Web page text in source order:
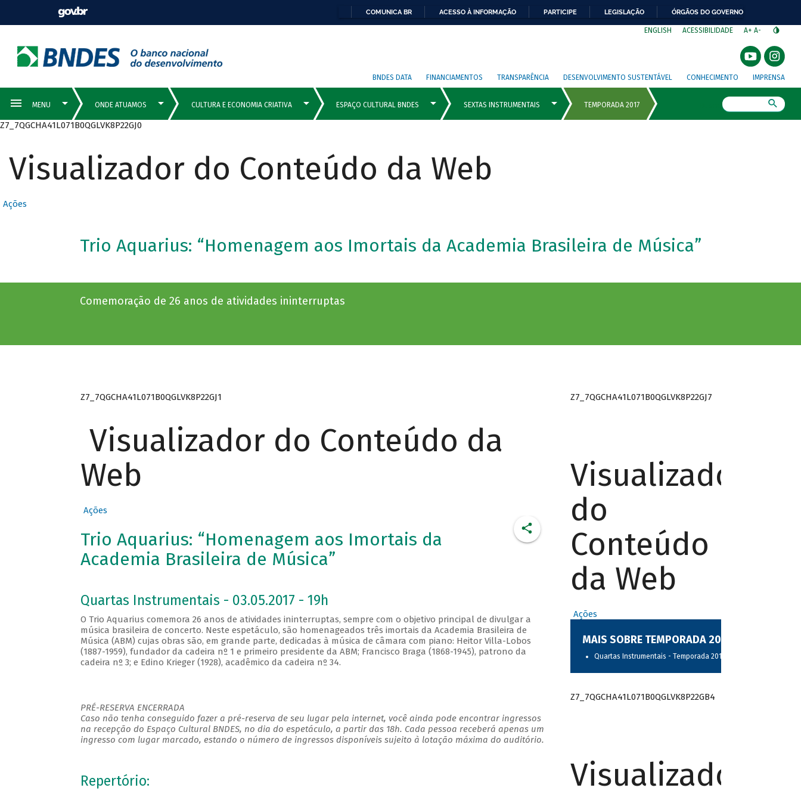
COMUNICA BR ACESSO À INFORMAÇÃO PARTICIPE LEGISLAÇÃO ÓRGÃOS DO GOVERNO
ENGLISH ACESSIBILIDADE A+ A-
BNDES DATA FINANCIAMENTOS TRANSPARÊNCIA DESENVOLVIMENTO SUSTENTÁVEL CONHECIMENTO IMPRENSA
Z7_7QGCHA41L071B0QGLVK8P22GJ0
Visualizador do Conteúdo da Web
Ações
Trio Aquarius: “Homenagem aos Imortais da Academia Brasileira de Música”
Comemoração de 26 anos de atividades ininterruptas
Z7_7QGCHA41L071B0QGLVK8P22GJ1
Visualizador do Conteúdo da
Web
Ações
Trio Aquarius: “Homenagem aos Imortais da
Academia Brasileira de Música”
Quartas Instrumentais - 03.05.2017 - 19h
O Trio Aquarius comemora 26 anos de atividades ininterruptas, sempre com o objetivo principal de divulgar a
música brasileira de concerto. Neste espetáculo, são homenageados três imortais da Academia Brasileira de
Música (ABM) cujas obras são, em grande parte, dedicadas à música de câmara com piano: Heitor Villa-Lobos
(1887-1959), fundador da cadeira nº 1 e primeiro presidente da ABM; Francisco Braga (1868-1945), patrono da
cadeira nº 3; e Edino Krieger (1928), acadêmico da cadeira nº 34.
PRÉ-RESERVA ENCERRADA
Caso não tenha conseguido fazer a pré-reserva de seu lugar pela internet, você ainda pode encontrar ingressos
na recepção do Espaço Cultural BNDES, no dia do espetáculo, a partir das 18h. Cada pessoa receberá apenas um
ingresso com lugar marcado, estando o número de ingressos disponíveis sujeito à lotação máxima do auditório.
Repertório:
Z7_7QGCHA41L071B0QGLVK8P22GJ7
Visualizador
do
Conteúdo
da Web
Ações
MAIS SOBRE TEMPORADA 2017
Quartas Instrumentais - Temporada 2017
Z7_7QGCHA41L071B0QGLVK8P22GB4
Visualizador